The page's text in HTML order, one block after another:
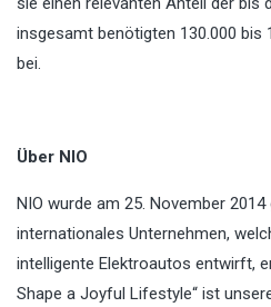
insgesamt benötigten 130.000 bis
bei.
Über NIO
NIO wurde am 25. November
internationales Unternehmen,
intelligente Elektroautos entwirft,
Shape a Joyful Lifestyle“ ist